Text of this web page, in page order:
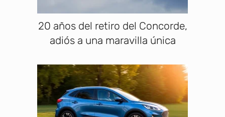
20 años del retiro del Concorde,
adiós a una maravilla única